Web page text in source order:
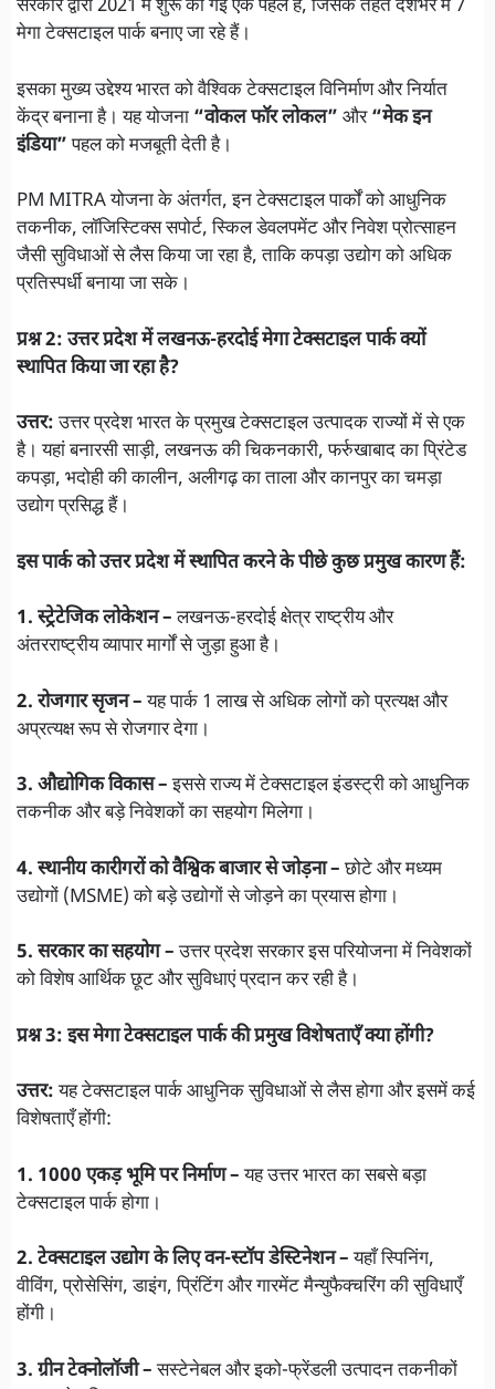
सरकार द्वारा 2021 में शुरू की गई एक पहल है, जिसके तहत देशभर में 7
मेगा टेक्सटाइल पार्क बनाए जा रहे हैं।
इसका मुख्य उद्देश्य भारत को वैश्विक टेक्सटाइल विनिर्माण और निर्यात
केंद्र बनाना है। यह योजना “वोकल फॉर लोकल” और“मेक इन
इंडिया”पहल को मजबूती देती है।
PM MITRA योजना के अंतर्गत, इन टेक्सटाइल पार्कों को आधुनिक
तकनीक, लॉजिस्टिक्स सपोर्ट, स्किल डेवलपमेंट और निवेश प्रोत्साहन
जैसी सुविधाओं से लैस किया जा रहा है, ताकि कपड़ा उद्योग को अधिक
प्रतिस्पर्धी बनाया जा सके।
प्रश्न 2: उत्तर प्रदेश में लखनऊ-हरदोई मेगा टेक्सटाइल पार्क क्यों
स्थापित किया जा रहा है?
उत्तर:उत्तर प्रदेश भारत के प्रमुख टेक्सटाइल उत्पादक राज्यों में से एक
है। यहां बनारसी साड़ी, लखनऊ की चिकनकारी, फर्रुखाबाद का प्रिंटेड
कपड़ा, भदोही की कालीन, अलीगढ़ का ताला और कानपुर का चमड़ा
उद्योग प्रसिद्ध हैं।
इस पार्क को उत्तर प्रदेश में स्थापित करने के पीछे कुछ प्रमुख कारण हैं:
1. स्ट्रेटेजिक लोकेशन –लखनऊ-हरदोई क्षेत्र राष्ट्रीय और
अंतरराष्ट्रीय व्यापार मार्गों से जुड़ा हुआ है।
2. रोजगार सृजन –यह पार्क 1 लाख से अधिक लोगों को प्रत्यक्ष और
अप्रत्यक्ष रूप से रोजगार देगा।
3. औद्योगिक विकास –इससे राज्य में टेक्सटाइल इंडस्ट्री को आधुनिक
तकनीक और बड़े निवेशकों का सहयोग मिलेगा।
4. स्थानीय कारीगरों को वैश्विक बाजार से जोड़ना –छोटे और मध्यम
उद्योगों (MSME) को बड़े उद्योगों से जोड़ने का प्रयास होगा।
5. सरकार का सहयोग –उत्तर प्रदेश सरकार इस परियोजना में निवेशकों
को विशेष आर्थिक छूट और सुविधाएं प्रदान कर रही है।
प्रश्न 3: इस मेगा टेक्सटाइल पार्क की प्रमुख विशेषताएँ क्या होंगी?
उत्तर:यह टेक्सटाइल पार्क आधुनिक सुविधाओं से लैस होगा और इसमें कई
विशेषताएँ होंगी:
1. 1000 एकड़ भूमि पर निर्माण –यह उत्तर भारत का सबसे बड़ा
टेक्सटाइल पार्क होगा।
2. टेक्सटाइल उद्योग के लिए वन-स्टॉप डेस्टिनेशन –यहाँ स्पिनिंग,
वीविंग, प्रोसेसिंग, डाइंग, प्रिंटिंग और गारमेंट मैन्युफैक्चरिंग की सुविधाएँ
होंगी।
3. ग्रीन टेक्नोलॉजी –सस्टेनेबल और इको-फ्रेंडली उत्पादन तकनीकों